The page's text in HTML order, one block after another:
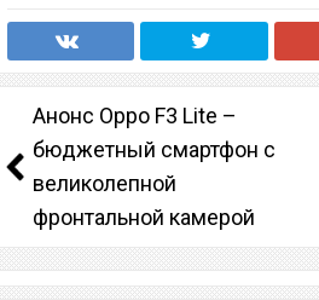
Анонс Oppo F3 Lite –
бюджетный смартфон с
великолепной
фронтальной камерой